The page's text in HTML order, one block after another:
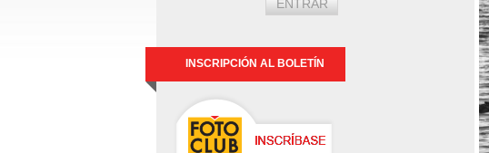
INSCRIPCIÓN AL BOLETÍN